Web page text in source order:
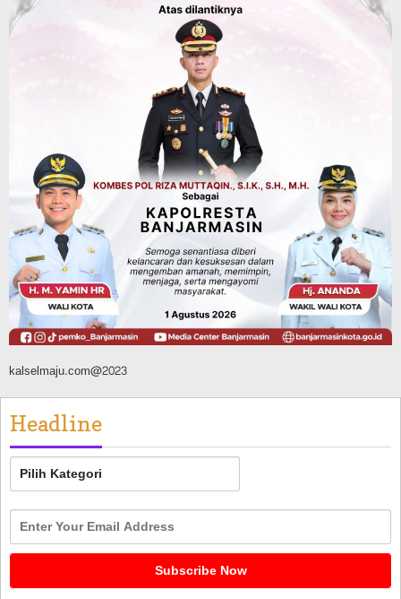
Jalan Veteran Km 5,5 Sungai Lulut
Dibuka Pasca Retak dan Amblas,
Angkutan Bertonase 6 Ton Lebih Tak
Diperbolehkan Melintas
Headline
Panaskan Kembali Arena Panjat Tebing,
FPTI Banjarmasin Siapkan Sirkuit se-
Kalsel
Agustus 8, 2026
kalselmaju.com@2023
Headline
Headline